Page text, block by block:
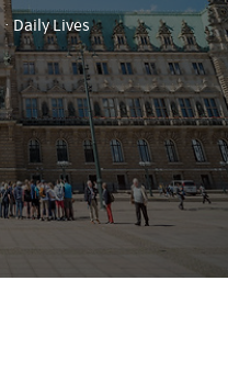
ㆍDaily Lives